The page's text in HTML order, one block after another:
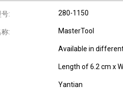
: 280-1150
: MasterTool
Available in
Length of 6.2 cm x
Yantian